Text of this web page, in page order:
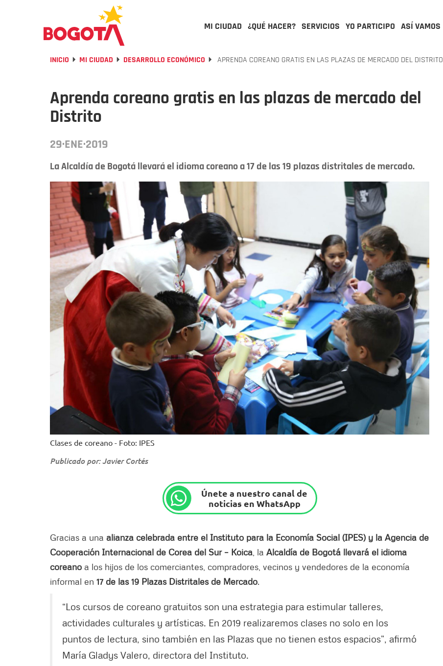
MI CIUDAD ¿QUÉ HACER? SERVICIOS YO PARTICIPO ASÍ VAMOS
INICIO MI CIUDAD DESARROLLO ECONÓMICO APRENDA COREANO GRATIS EN LAS PLAZAS DE MERCADO DEL DISTRITO
Aprenda coreano gratis en las plazas de mercado del
Distrito
29·ENE·2019
La Alcaldía de Bogotá llevará el idioma coreano a 17 de las 19 plazas distritales de mercado.
Clases de coreano - Foto: IPES
Publicado por: Javier Cortés
Únete a nuestro canal de
noticias en WhatsApp
Gracias a una alianza celebrada entre el Instituto para la Economía Social (IPES) y la Agencia de
Cooperación Internacional de Corea del Sur – Koica , la Alcaldía de Bogotá llevará el idioma
coreano a los hijos de los comerciantes, compradores, vecinos y vendedores de la economía
informal en 17 de las 19 Plazas Distritales de Mercado.
“Los cursos de coreano gratuitos son una estrategia para estimular talleres,
actividades culturales y artísticas. En 2019 realizaremos clases no solo en los
puntos de lectura, sino también en las Plazas que no tienen estos espacios”, afirmó
María Gladys Valero, directora del Instituto.